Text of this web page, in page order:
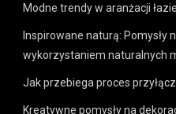
Modne trendy w aranżacji
Inspirowane naturą: Pomysły
wykorzystaniem naturalnych
Jak przebiega proces
Kreatywne pomysły na